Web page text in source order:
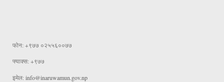
फोन: +९७७ ०२५५६००७७
फ्याक्स: +९७७
इमेल: info@inaruwamun.gov.np